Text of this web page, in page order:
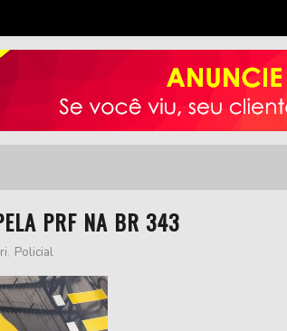
PRF NA BR 343
, Policial